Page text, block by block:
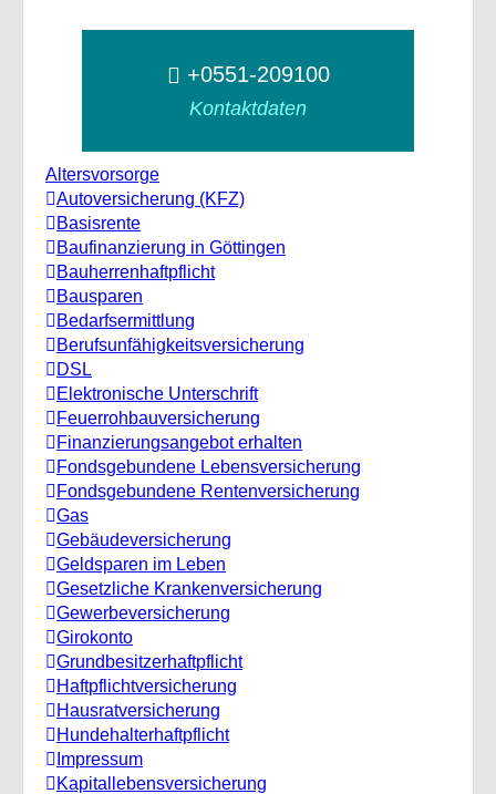
+0551-209100
Kontaktdaten
Altersvorsorge
Autoversicherung (KFZ)
Basisrente
Baufinanzierung in Göttingen
Bauherrenhaftpflicht
Bausparen
Bedarfsermittlung
Berufs­unfähigkeitsversicherung
DSL
Elektronische Unterschrift
Feuerrohbauversicherung
Finanzierungsangebot erhalten
Fondsgebundene Lebensversicherung
Fondsgebundene Rentenversicherung
Gas
Gebäudeversicherung
Geldsparen im Leben
Gesetzliche Krankenversicherung
Gewerbeversicherung
Girokonto
Grundbesitzerhaftpflicht
Haftpflichtversicherung
Hausratversicherung
Hundehalterhaftpflicht
Impressum
Kapitallebensversicherung